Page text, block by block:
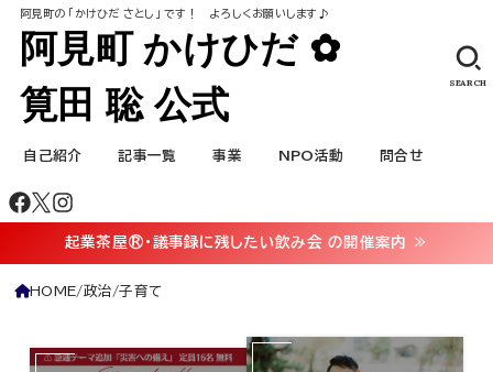
阿見町の ｢かけひだ さとし｣ です！ よろしくお願いします♪
阿見町 かけひだ ✿
筧田 聡 公式
自己紹介 記事一覧 事業 NPO活動 問合せ
SEARCH
起業茶屋®・議事録に残したい飲み会 の開催案内 ≫
HOME 政治 子育て